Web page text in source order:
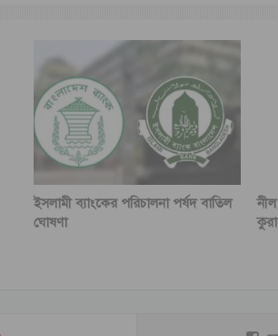
ইসলামী ব্যাংকের পরিচালনা পর্ষদ বাতিল
ঘোষণা